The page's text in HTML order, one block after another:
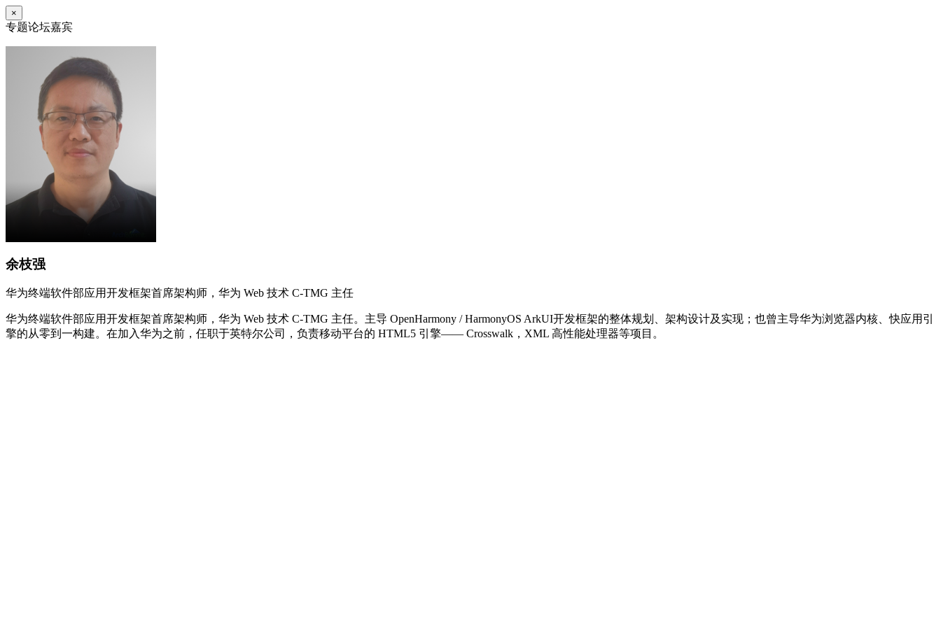
×
专题论坛嘉宾
余枝强
华为终端软件部应用开发框架首席架构师，华为 Web 技术 C-TMG 主任
华为终端软件部应用开发框架首席架构师，华为 Web 技术 C-TMG 主任。主导 OpenHarmony / HarmonyOS ArkUI开发框架的整体规划、架构设计及实现；也曾主导华为浏览器内核、快应用引
擎的从零到一构建。在加入华为之前，任职于英特尔公司，负责移动平台的 HTML5 引擎—— Crosswalk，XML 高性能处理器等项目。